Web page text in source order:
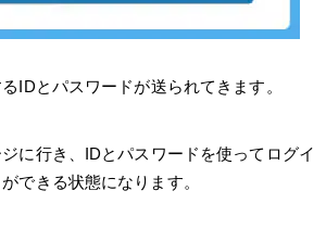
IDとパスワードが送られてきます。
に行き、IDとパスワードを使ってログイ
できる状態になります。